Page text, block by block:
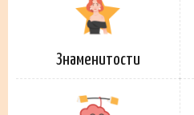
Знаменитости